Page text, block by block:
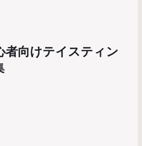
者向けテイスティン